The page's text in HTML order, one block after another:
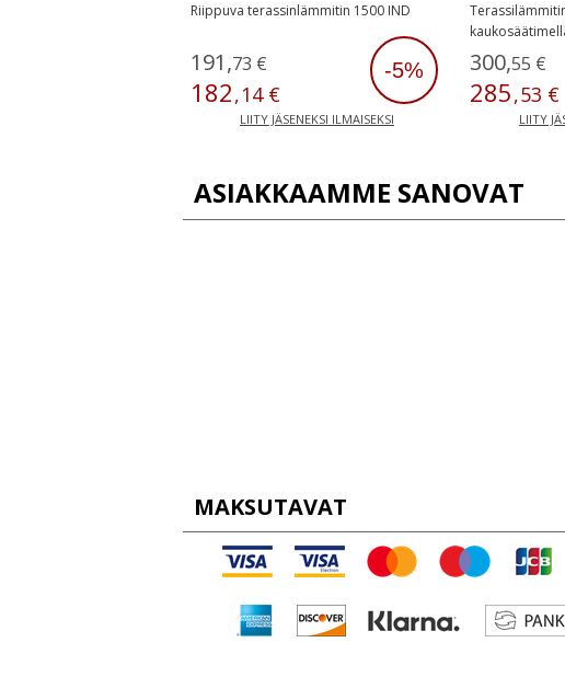
Riippuva terassinlämmitin 1500 IND
-5%
LIITY JÄSENEKSI ILMAISEKSI
191,73 €
182,14€
LIITY
300,55 €
285,53 €
ASIAKKAAMME SANOVAT
MAKSUTAVAT